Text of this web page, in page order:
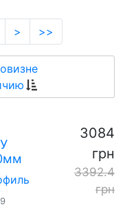
> >>
3084
грн
3392.4
грн